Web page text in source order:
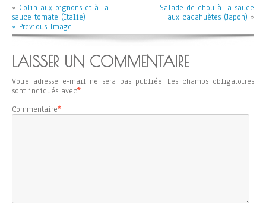
« Colin aux oignons et à la
sauce tomate (Italie)
Salade de chou à la sauce
aux cacahuètes (Japon) »
« Previous Image
LAISSER UN COMMENTAIRE
Votre adresse e-mail ne sera pas publiée. Les champs obligatoires
sont indiqués avec*
Commentaire*